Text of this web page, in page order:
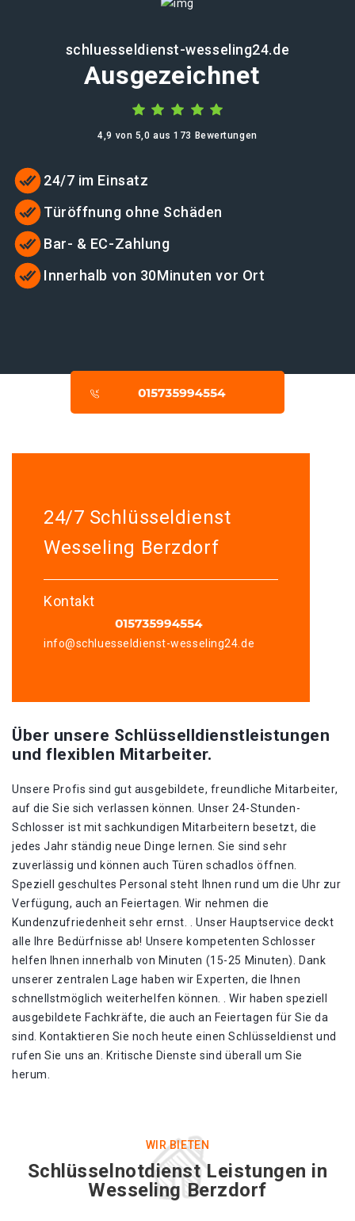
schluesseldienst-wesseling24.de
Ausgezeichnet
4,9 von 5,0 aus 173 Bewertungen
24/7 im Einsatz
Türöffnung ohne Schäden
Bar- & EC-Zahlung
Innerhalb von 30Minuten vor Ort
24/7 Schlüsseldienst
Wesseling Berzdorf
Kontakt
info@schluesseldienst-wesseling24.de
Über unsere Schlüsselldienstleistungen
und flexiblen Mitarbeiter.
Unsere Profis sind gut ausgebildete, freundliche Mitarbeiter,
auf die Sie sich verlassen können. Unser 24-Stunden-
Schlosser ist mit sachkundigen Mitarbeitern besetzt, die
jedes Jahr ständig neue Dinge lernen. Sie sind sehr
zuverlässig und können auch Türen schadlos öffnen.
Speziell geschultes Personal steht Ihnen rund um die Uhr zur
Verfügung, auch an Feiertagen. Wir nehmen die
Kundenzufriedenheit sehr ernst. . Unser Hauptservice deckt
alle Ihre Bedürfnisse ab! Unsere kompetenten Schlosser
helfen Ihnen innerhalb von Minuten (15-25 Minuten). Dank
unserer zentralen Lage haben wir Experten, die Ihnen
schnellstmöglich weiterhelfen können. . Wir haben speziell
ausgebildete Fachkräfte, die auch an Feiertagen für Sie da
sind. Kontaktieren Sie noch heute einen Schlüsseldienst und
rufen Sie uns an. Kritische Dienste sind überall um Sie
herum.
WIR BIETEN
Schlüsselnotdienst Leistungen in
Wesseling Berzdorf